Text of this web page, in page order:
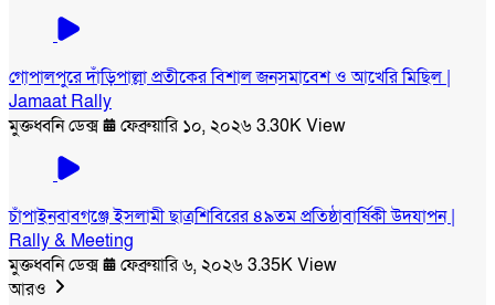
গোপালপুরে দাঁড়িপাল্লা প্রতীকের বিশাল জনসমাবেশ ও আখেরি মিছিল |
Jamaat Rally
মুক্তধ্বনি ডেক্স
ফেব্রুয়ারি ১০, ২০২৬3.30K View
চাঁপাইনবাবগঞ্জে ইসলামী ছাত্রশিবিরের ৪৯তম প্রতিষ্ঠাবার্ষিকী উদযাপন |
Rally & Meeting
মুক্তধ্বনি ডেক্স
ফেব্রুয়ারি ৬, ২০২৬3.35K View
আরও